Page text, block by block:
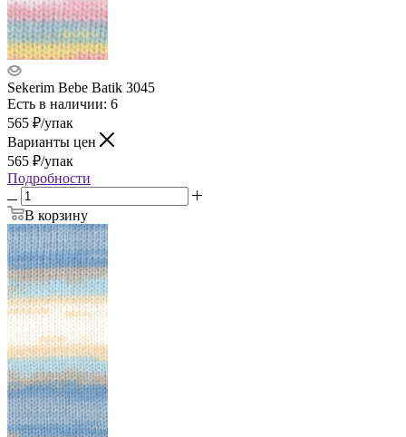
Sekerim Bebe Batik 3045
Есть в наличии: 6
565 ₽/упак
Варианты цен
565 ₽/упак
Подробности
В корзину